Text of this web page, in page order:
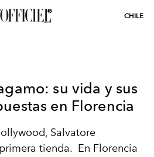
CHILE
su vida y sus
en Florencia
Salvatore
tienda. En Florencia